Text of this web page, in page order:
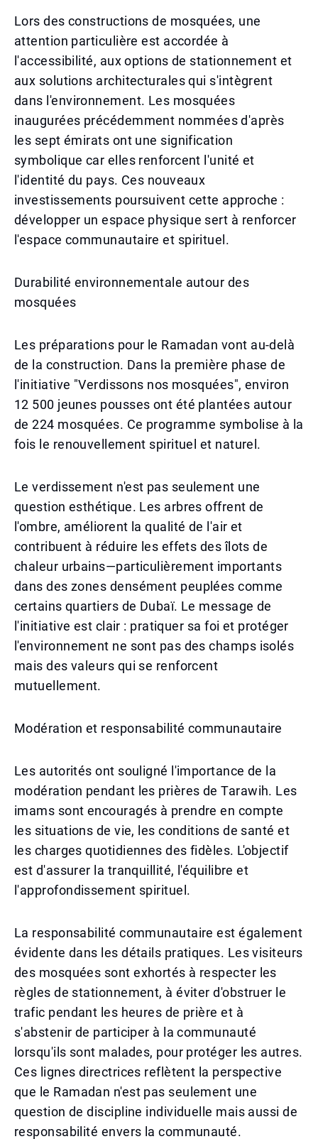
Lors des constructions de mosquées, une
attention particulière est accordée à
l'accessibilité, aux options de stationnement et
aux solutions architecturales qui s'intègrent
dans l'environnement. Les mosquées
inaugurées précédemment nommées d'après
les sept émirats ont une signification
symbolique car elles renforcent l'unité et
l'identité du pays. Ces nouveaux
investissements poursuivent cette approche :
développer un espace physique sert à renforcer
l'espace communautaire et spirituel.
Durabilité environnementale autour des
mosquées
Les préparations pour le Ramadan vont au-delà
de la construction. Dans la première phase de
l'initiative "Verdissons nos mosquées", environ
12 500 jeunes pousses ont été plantées autour
de 224 mosquées. Ce programme symbolise à la
fois le renouvellement spirituel et naturel.
Le verdissement n'est pas seulement une
question esthétique. Les arbres offrent de
l'ombre, améliorent la qualité de l'air et
contribuent à réduire les effets des îlots de
chaleur urbains—particulièrement importants
dans des zones densément peuplées comme
certains quartiers de Dubaï. Le message de
l'initiative est clair : pratiquer sa foi et protéger
l'environnement ne sont pas des champs isolés
mais des valeurs qui se renforcent
mutuellement.
Modération et responsabilité communautaire
Les autorités ont souligné l'importance de la
modération pendant les prières de Tarawih. Les
imams sont encouragés à prendre en compte
les situations de vie, les conditions de santé et
les charges quotidiennes des fidèles. L'objectif
est d'assurer la tranquillité, l'équilibre et
l'approfondissement spirituel.
La responsabilité communautaire est également
évidente dans les détails pratiques. Les visiteurs
des mosquées sont exhortés à respecter les
règles de stationnement, à éviter d'obstruer le
trafic pendant les heures de prière et à
s'abstenir de participer à la communauté
lorsqu'ils sont malades, pour protéger les autres.
Ces lignes directrices reflètent la perspective
que le Ramadan n'est pas seulement une
question de discipline individuelle mais aussi de
responsabilité envers la communauté.